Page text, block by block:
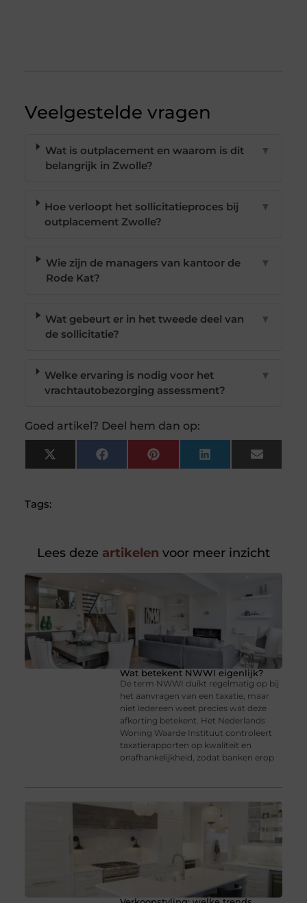
Veelgestelde vragen
Wat is outplacement en waarom is dit
belangrijk in Zwolle?
▼
Hoe verloopt het sollicitatieproces bij
outplacement Zwolle?
▼
Wie zijn de managers van kantoor de
Rode Kat?
▼
Wat gebeurt er in het tweede deel van
de sollicitatie?
▼
Welke ervaring is nodig voor het
vrachtautobezorging assessment?
▼
Goed artikel? Deel hem dan op:
X
(Twitter)
FacebookPinterest LinkedIn Email
Tags:
Lees deze artikelen voor meer inzicht
Wat betekent NWWI eigenlijk?
De term NWWI duikt regelmatig op bij
het aanvragen van een taxatie, maar
niet iedereen weet precies wat deze
afkorting betekent. Het Nederlands
Woning Waarde Instituut controleert
taxatierapporten op kwaliteit en
onafhankelijkheid, zodat banken erop